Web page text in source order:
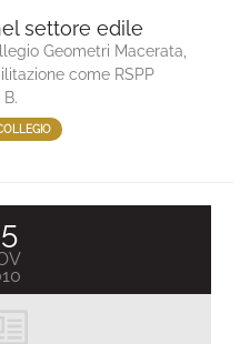
settore edile
Geometri Macerata,
come RSPP